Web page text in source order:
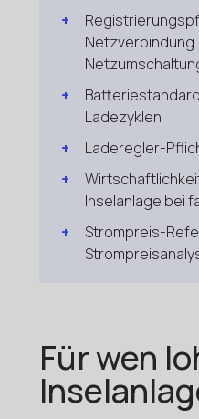
Netzverbindung
Ladezyklen
Laderegler-
Inselanlage bei
Strompreis-
Für wen